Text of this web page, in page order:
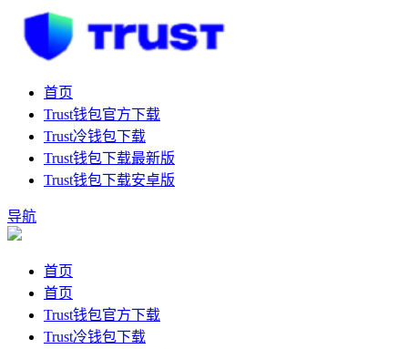
首页
Trust钱包官方下载
Trust冷钱包下载
Trust钱包下载最新版
Trust钱包下载安卓版
导航
首页
首页
Trust钱包官方下载
Trust冷钱包下载